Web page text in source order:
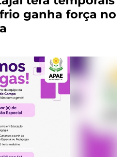
ganha força no